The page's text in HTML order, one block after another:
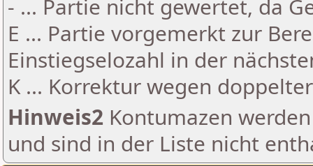
- ... Partie nicht gewertet, da
E ... Partie vorgemerkt zur
Einstiegselozahl in der
K ... Korrektur wegen
Hinweis2 Kontumazen
und sind in der Liste nicht